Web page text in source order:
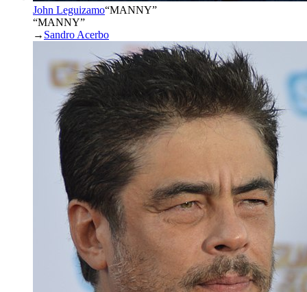
John Leguizamo“MANNY”
“MANNY”
→ Sandro Acerbo